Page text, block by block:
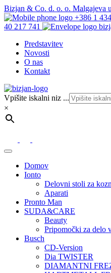
Bizjan & Co. d. o. o. Malgajeva
+386 1
40 217 741
Predstavitev
Novosti
O nas
Kontakt
Vpišite iskalni niz ...
×
Domov
Ionto
Delovni stoli za
Aparati
Pronto Man
SUDA&CARE
Beauty
Pripomočki za delo
Busch
CD-Version
Dia TWISTER
DIAMANTNI